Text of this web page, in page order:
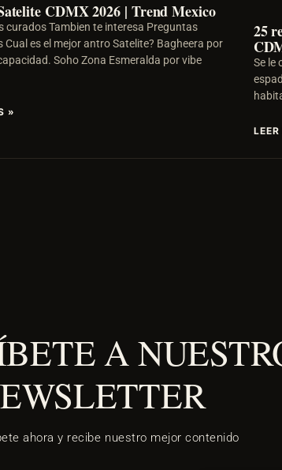
CDMX 2026 | Trend Mexico
curados Tambien te interesa Preguntas
Cual es el mejor antro Satelite? Bagheera por
Soho Zona Esmeralda por vibe
»
25
Se le
A
ahora y recibe nuestro mejor contenido